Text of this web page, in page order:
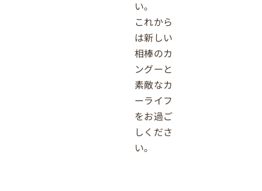
い。
これから
は新しい
相棒のカ
ングーと
素敵なカ
ーライフ
をお過ご
しくださ
い。